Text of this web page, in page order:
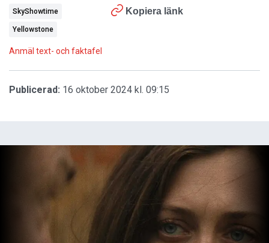
Kopiera länk
SkyShowtime
Yellowstone
Anmäl text- och faktafel
Publicerad: 16 oktober 2024 kl. 09:15